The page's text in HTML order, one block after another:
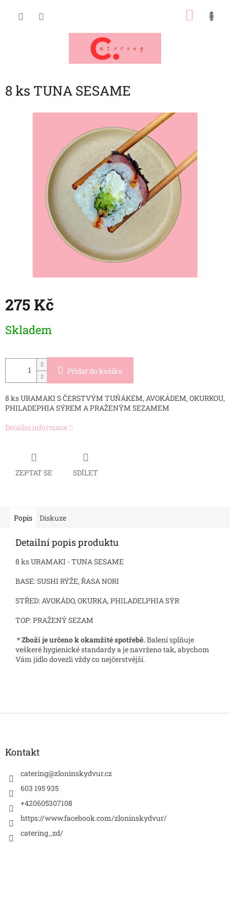
8 ks TUNA SESAME
275 Kč
cena:
Skladem
Přidat do košíku
8 ks URAMAKI S ČERSTVÝM TUŇÁKEM, AVOKÁDEM, OKURKOU,
PHILADEPHIA SÝREM A PRAŽENÝM SEZAMEM
Detailní informace
ZEPTAT SE SDÍLET
Popis Diskuze
Detailní popis produktu
8 ks URAMAKI - TUNA SESAME
BASE: SUSHI RÝŽE, ŘASA NORI
STŘED:AVOKÁDO, OKURKA, PHILADELPHIA SÝR
TOP: PRAŽENÝ SEZAM
* Zboží je určeno k okamžité spotřebě. Balení splňuje
veškeré hygienické standardy a je navrženo tak, abychom
Vám jídlo dovezli vždy co nejčerstvější.
Z
Kontakt
catering@zloninskydvur.cz
603 195 935
+420605307108
https://www.facebook.com/zloninskydvur/
catering_zd/